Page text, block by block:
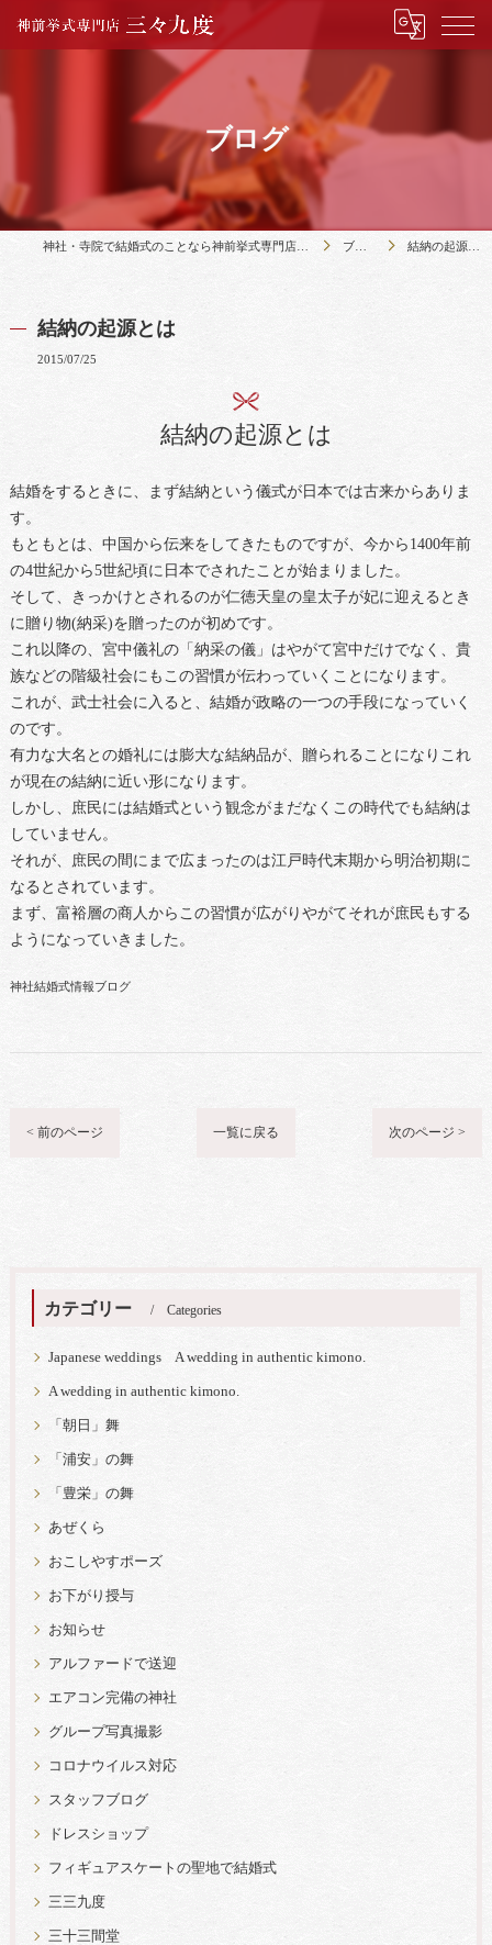
ブログ
神社・寺院で結婚式のことなら神前挙式専門店三々九度 ブログ 結納の起源とは
結納の起源とは
2015/07/25
結納の起源とは
結婚をするときに、まず結納という儀式が日本では古来からありま
す。
もともとは、中国から伝来をしてきたものですが、今から1400年前
の4世紀から5世紀頃に日本でされたことが始まりました。
そして、きっかけとされるのが仁徳天皇の皇太子が妃に迎えるとき
に贈り物(納采)を贈ったのが初めです。
これ以降の、宮中儀礼の「納采の儀」はやがて宮中だけでなく、貴
族などの階級社会にもこの習慣が伝わっていくことになります。
これが、武士社会に入ると、結婚が政略の一つの手段になっていく
のです。
有力な大名との婚礼には膨大な結納品が、贈られることになりこれ
が現在の結納に近い形になります。
しかし、庶民には結婚式という観念がまだなくこの時代でも結納は
していません。
それが、庶民の間にまで広まったのは江戸時代末期から明治初期に
なるとされています。
まず、富裕層の商人からこの習慣が広がりやがてそれが庶民もする
ようになっていきました。
神社結婚式情報ブログ
< 前のページ 一覧に戻る 次のページ >
カテゴリー Categories
Japanese weddings A wedding in authentic kimono.
A wedding in authentic kimono.
「朝日」舞
「浦安」の舞
「豊栄」の舞
あぜくら
おこしやすポーズ
お下がり授与
お知らせ
アルファードで送迎
エアコン完備の神社
グループ写真撮影
コロナウイルス対応
スタッフブログ
ドレスショップ
フィギュアスケートの聖地で結婚式
三三九度
三十三間堂